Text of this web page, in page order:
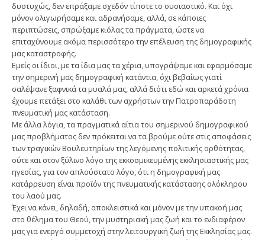
δυστυχώς, δεν επράξαμε σχεδόν τίποτε το ουσιαστικό. Και όχι
μόνον ολιγωρήσαμε και αδρανήσαμε, αλλά, σε κάποιες
περιπτώσεις, σπρώξαμε κιόλας τα πράγματα, ώστε να
επιταχύνουμε ακόμα περισσότερο την επέλευση της δημογραφικής
μας καταστροφής.
Εμείς οι ίδιοι, με τα ίδια μας τα χέρια, υπογράψαμε και εφαρμόσαμε
την σημερινή μας δημογραφική κατάντια, όχι βεβαίως γιατί
σαλέψανε ξαφνικά τα μυαλά μας, αλλά διότι εδώ και αρκετά χρόνια
έχουμε πετάξει στο καλάθι των αχρήστων την Πατροπαράδοτη
πνευματική μας κατάσταση.
Με άλλα λόγια, τα πραγματικά αίτια του σημερινού δημογραφικού
μας προβλήματος δεν πρόκειται να τα βρούμε ούτε στις αποφάσεις
των τραγικών Βουλευτηρίων της λεγόμενης πολιτικής ορθότητας,
ούτε και στον ξύλινο λόγο της εκκοσμικευμένης εκκλησιαστικής μας
ηγεσίας, για τον απλούστατο λόγο, ότι η δημογραφική μας
κατάρρευση είναι προϊόν της πνευματικής κατάστασης ολόκληρου
του λαού μας.
Έχει να κάνει, δηλαδή, αποκλειστικά και μόνον με την υπακοή μας
στο θέλημα του Θεού, την μυστηριακή μας ζωή και το ενδιαφέρον
μας για ενεργό συμμετοχή στην λειτουργική ζωή της Εκκλησίας μας.